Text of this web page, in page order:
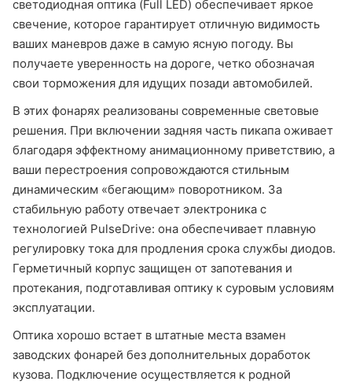
светодиодная оптика (Full LED) обеспечивает яркое
свечение, которое гарантирует отличную видимость
ваших маневров даже в самую ясную погоду. Вы
получаете уверенность на дороге, четко обозначая
свои торможения для идущих позади автомобилей.
В этих фонарях реализованы современные световые
решения. При включении задняя часть пикапа оживает
благодаря эффектному анимационному приветствию, а
ваши перестроения сопровождаются стильным
динамическим «бегающим» поворотником. За
стабильную работу отвечает электроника с
технологией PulseDrive: она обеспечивает плавную
регулировку тока для продления срока службы диодов.
Герметичный корпус защищен от запотевания и
протекания, подготавливая оптику к суровым условиям
эксплуатации.
Оптика хорошо встает в штатные места взамен
заводских фонарей без дополнительных доработок
кузова. Подключение осуществляется к родной